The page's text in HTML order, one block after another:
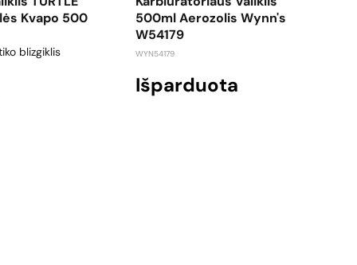
Kvapo 500
blizgiklis
500ml Aerozolis Wynn's
W54179
WYN54179
Išparduota